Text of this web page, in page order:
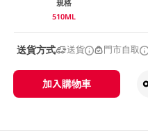
規格
510ML
送貨方式 送貨 門市自取
加入購物車